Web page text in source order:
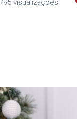
795 visualizações